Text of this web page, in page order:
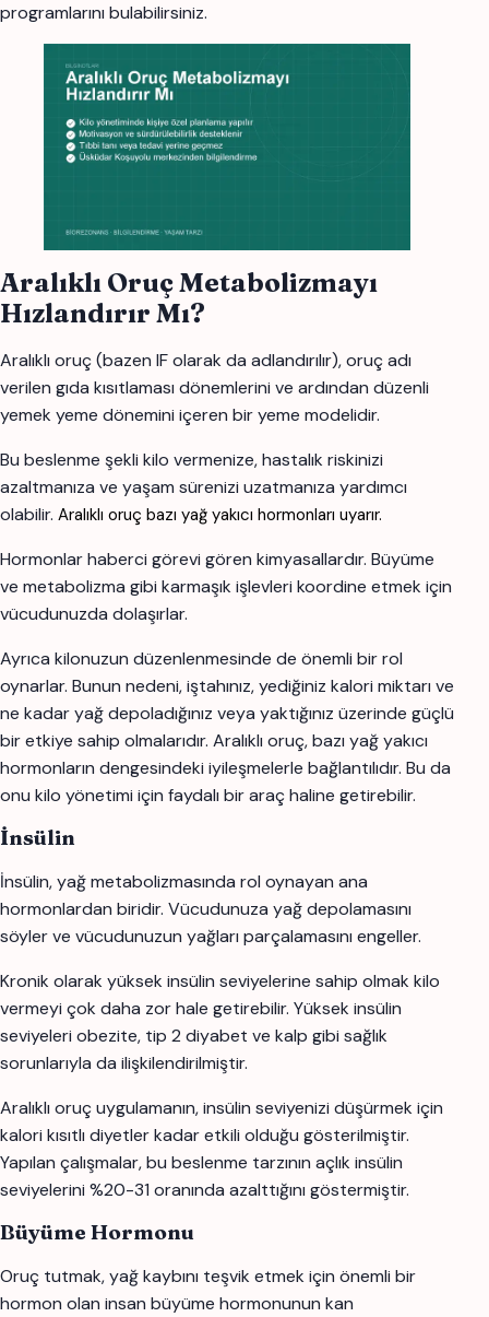
programlarını bulabilirsiniz.
Aralıklı Oruç Metabolizmayı
Hızlandırır Mı?
Aralıklı oruç (bazen IF olarak da adlandırılır), oruç adı
verilen gıda kısıtlaması dönemlerini ve ardından düzenli
yemek yeme dönemini içeren bir yeme modelidir.
Bu beslenme şekli kilo vermenize, hastalık riskinizi
azaltmanıza ve yaşam sürenizi uzatmanıza yardımcı
olabilir. Aralıklı oruç bazı yağ yakıcı hormonları uyarır.
Hormonlar haberci görevi gören kimyasallardır. Büyüme
ve metabolizma gibi karmaşık işlevleri koordine etmek için
vücudunuzda dolaşırlar.
Ayrıca kilonuzun düzenlenmesinde de önemli bir rol
oynarlar. Bunun nedeni, iştahınız, yediğiniz kalori miktarı ve
ne kadar yağ depoladığınız veya yaktığınız üzerinde güçlü
bir etkiye sahip olmalarıdır. Aralıklı oruç, bazı yağ yakıcı
hormonların dengesindeki iyileşmelerle bağlantılıdır. Bu da
onu kilo yönetimi için faydalı bir araç haline getirebilir.
İnsülin
İnsülin, yağ metabolizmasında rol oynayan ana
hormonlardan biridir. Vücudunuza yağ depolamasını
söyler ve vücudunuzun yağları parçalamasını engeller.
Kronik olarak yüksek insülin seviyelerine sahip olmak kilo
vermeyi çok daha zor hale getirebilir. Yüksek insülin
seviyeleri obezite, tip 2 diyabet ve kalp gibi sağlık
sorunlarıyla da ilişkilendirilmiştir.
Aralıklı oruç uygulamanın, insülin seviyenizi düşürmek için
kalori kısıtlı diyetler kadar etkili olduğu gösterilmiştir.
Yapılan çalışmalar, bu beslenme tarzının açlık insülin
seviyelerini %20-31 oranında azalttığını göstermiştir.
Büyüme Hormonu
Oruç tutmak, yağ kaybını teşvik etmek için önemli bir
hormon olan insan büyüme hormonunun kan